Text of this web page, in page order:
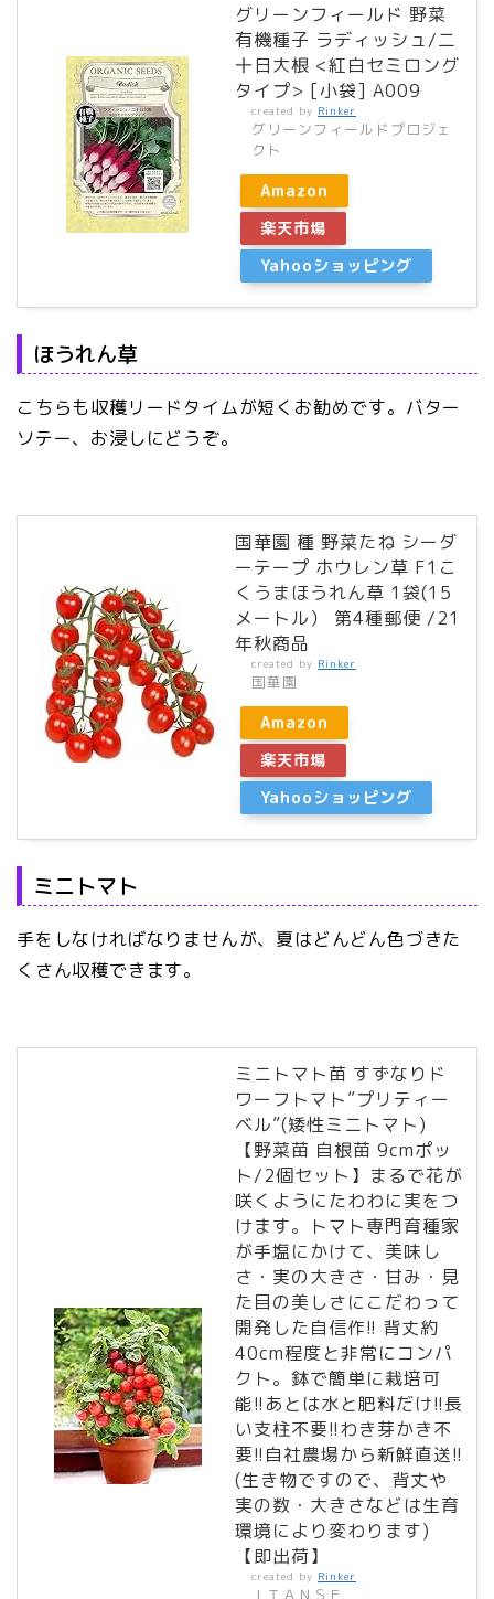
グリーンフィールド 野菜
有機種子 ラディッシュ/二
十日大根 <紅白セミロング
タイプ> [小袋] A009
created by Rinker
グリーンフィールドプロジェ
クト
Amazon
楽天市場
Yahooショッピング
ほうれん草
こちらも収穫リードタイムが短くお勧めです。バター
ソテー、お浸しにどうぞ。
国華園 種 野菜たね シーダ
ーテープ ホウレン草 F1こ
くうまほうれん草 1袋(15
メートル） 第4種郵便 /21
年秋商品
created by Rinker
国華園
Amazon
楽天市場
Yahooショッピング
ミニトマト
手をしなければなりませんが、夏はどんどん色づきた
くさん収穫できます。
ミニトマト苗 すずなりド
ワーフトマト”プリティー
ベル”(矮性ミニトマト)
【野菜苗 自根苗 9cmポッ
ト/2個セット】まるで花が
咲くようにたわわに実をつ
けます。トマト専門育種家
が手塩にかけて、美味し
さ・実の大きさ・甘み・見
た目の美しさにこだわって
開発した自信作!! 背丈約
40cm程度と非常にコンパ
クト。鉢で簡単に栽培可
能!!あとは水と肥料だけ!!長
い支柱不要!!わき芽かき不
要!!自社農場から新鮮直送!!
(生き物ですので、背丈や
実の数・大きさなどは生育
環境により変わります)
【即出荷】
created by Rinker
ＩＴＡＮＳＥ